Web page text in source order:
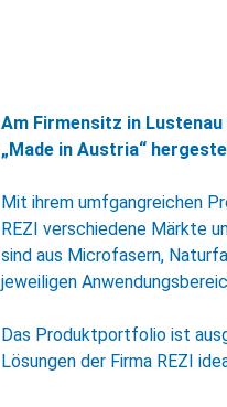
Am Firmensitz in
„Made in Austria“
Mit ihrem umfgangreichen
REZI verschiedene Märkte
sind aus Microfasern,
jeweiligen
Das Produktportfolio ist
Lösungen der Firma REZI